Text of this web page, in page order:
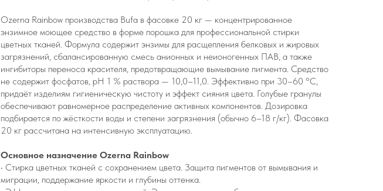
Ozerna Rainbow производства Bufa в фасовке 20 кг — концентрированное
энзимное моющее средство в форме порошка для профессиональной стирки
цветных тканей. Формула содержит энзимы для расщепления белковых и жировых
загрязнений, сбалансированную смесь анионных и неионогенных ПАВ, а также
ингибиторы переноса красителя, предотвращающие вымывание пигмента. Средство
не содержит фосфатов, pH 1 % раствора — 10,0–11,0. Эффективно при 30–60 °C,
придаёт изделиям гигиеническую чистоту и эффект сияния цвета. Голубые гранулы
обеспечивают равномерное распределение активных компонентов. Дозировка
подбирается по жёсткости воды и степени загрязнения (обычно 6–18 г/кг). Фасовка
20 кг рассчитана на интенсивную эксплуатацию.
Основное назначение Ozerna Rainbow
• Стирка цветных тканей с сохранением цвета. Защита пигментов от вымывания и
миграции, поддержание яркости и глубины оттенка.